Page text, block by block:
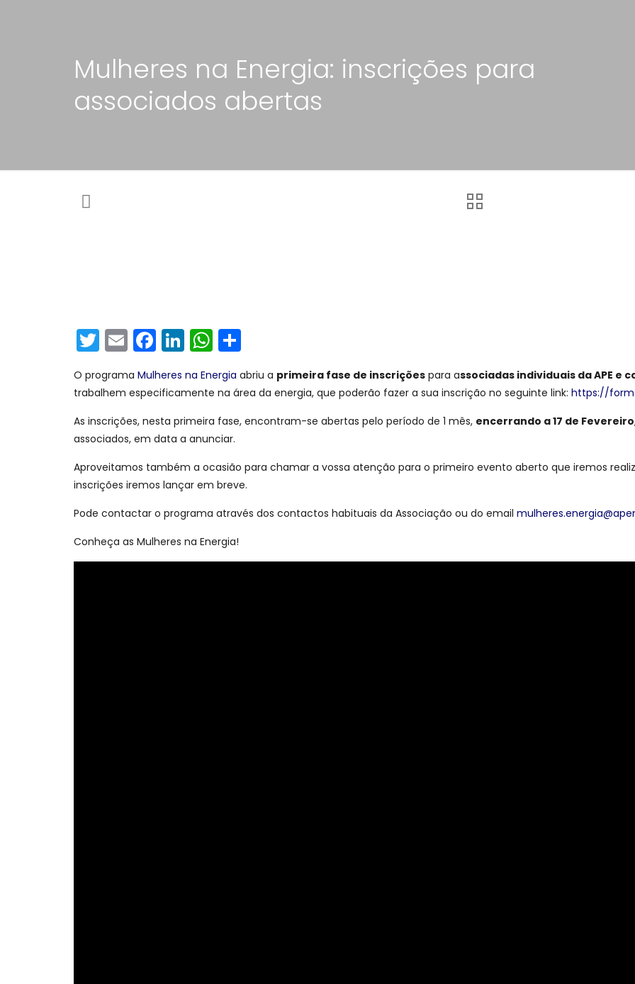
Mulheres na Energia: inscrições para
associados abertas
Twitter
EmailFacebook
LinkedIn
WhatsApp
Share
O programa Mulheres na Energia abriu a primeira fase de inscriçõespara associadas individuais da APE e
trabalhem especificamente na área da energia, que poderão fazer a sua inscrição no seguinte link: https://
As inscrições, nesta primeira fase, encontram-se abertas pelo período de 1 mês, encerrando a 17 de Fevereiro
associados, em data a anunciar.
Aproveitamos também a ocasião para chamar a vossa atenção para o primeiro evento aberto que iremos
inscrições iremos lançar em breve.
Pode contactar o programa através dos contactos habituais da Associação ou do email
Conheça as Mulheres na Energia!